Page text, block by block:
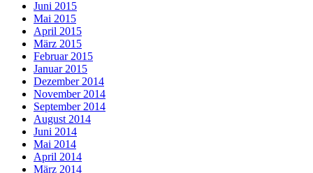
Juni 2015
Mai 2015
April 2015
März 2015
Februar 2015
Januar 2015
Dezember 2014
November 2014
September 2014
August 2014
Juni 2014
Mai 2014
April 2014
März 2014